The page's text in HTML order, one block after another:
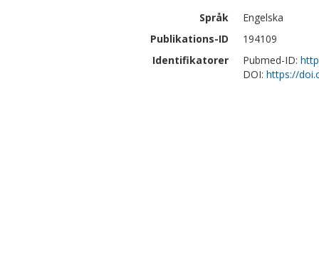
Språk
Engelska
Publikations-ID
194109
Identifikatorer
Pubmed-ID:
DOI: https://